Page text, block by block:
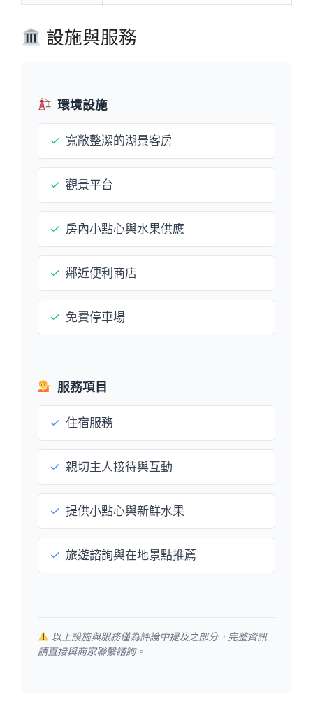
設施與服務
環境設施
✓ 寬敞整潔的湖景客房
✓ 觀景平台
✓ 房內小點心與水果供應
✓ 鄰近便利商店
✓ 免費停車場
服務項目
✓ 住宿服務
✓ 親切主人接待與互動
✓ 提供小點心與新鮮水果
✓ 旅遊諮詢與在地景點推薦
以上設施與服務僅為評論中提及之部分，完整資訊
請直接與商家聯繫諮詢。